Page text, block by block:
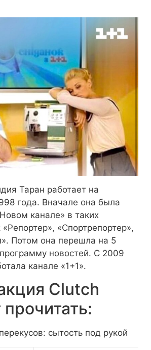
Таран работает на
года. Вначале она была
канале» в таких
«Спортрепортер»,
Потом она перешла на 5
новостей. С 2009
канале «1+1».
Сlutch
прочитать:
сытость под рукой